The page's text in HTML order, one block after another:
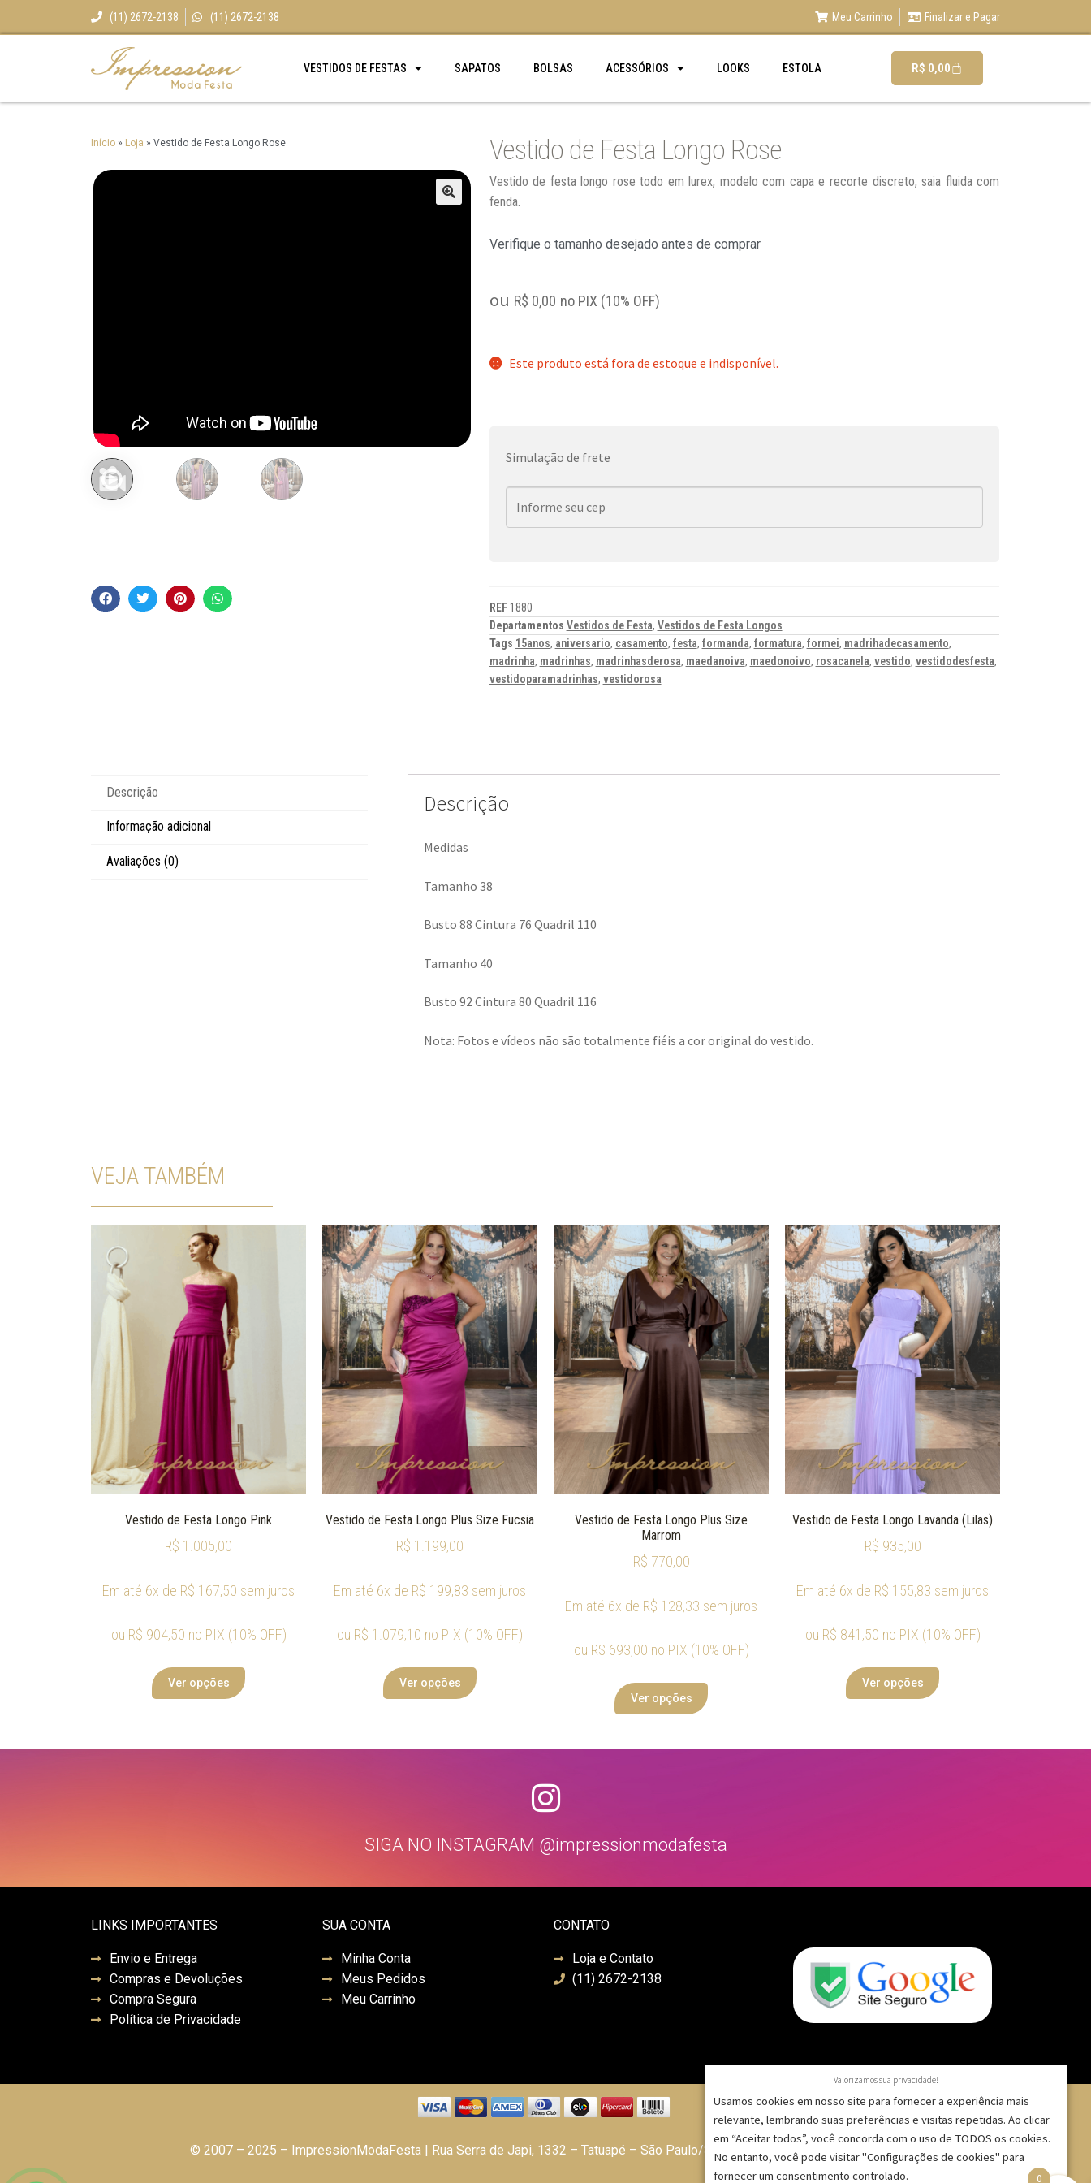
(11) 2672-2138 (11) 2672-2138 Meu Carrinho Finalizar e Pagar
VESTIDOS DE FESTAS SAPATOS BOLSAS ACESSÓRIOS LOOKS ESTOLA R$ 0,00
Início » Loja » Vestido de Festa Longo Rose Vestido de Festa Longo Rose
Vestido de festa longo rose todo em lurex, modelo com capa e recorte discreto, saia fluida com
fenda.
Verifique o tamanho desejado antes de comprar
ou R$ 0,00 no PIX (10% OFF)
Este produto está fora de estoque e indisponível.
Simulação de frete
REF 1880
Departamentos Vestidos de Festa, Vestidos de Festa Longos
Tags 15anos, aniversario, casamento, festa, formanda, formatura, formei, madrihadecasamento,
madrinha, madrinhas, madrinhasderosa, maedanoiva, maedonoivo, rosacanela, vestido, vestidodesfesta,
vestidoparamadrinhas, vestidorosa
Descrição
Informação adicional
Avaliações (0)
Descrição
Medidas
Tamanho 38
Busto 88 Cintura 76 Quadril 110
Tamanho 40
Busto 92 Cintura 80 Quadril 116
Nota: Fotos e vídeos não são totalmente fiéis a cor original do vestido.
VEJA TAMBÉM
Vestido de Festa Longo Pink
R$ 1.005,00
Em até 6x de R$ 167,50 sem juros
ou R$ 904,50 no PIX (10% OFF)
Ver opções
Vestido de Festa Longo Plus Size Fucsia
R$ 1.199,00
Em até 6x de R$ 199,83 sem juros
ou R$ 1.079,10 no PIX (10% OFF)
Ver opções
Vestido de Festa Longo Plus Size
Marrom
R$ 770,00
Em até 6x de R$ 128,33 sem juros
ou R$ 693,00 no PIX (10% OFF)
Ver opções
Vestido de Festa Longo Lavanda (Lilas)
R$ 935,00
Em até 6x de R$ 155,83 sem juros
ou R$ 841,50 no PIX (10% OFF)
Ver opções
SIGA NO INSTAGRAM @impressionmodafesta
LINKS IMPORTANTES
Envio e Entrega
Compras e Devoluções
Compra Segura
Política de Privacidade
SUA CONTA
Minha Conta
Meus Pedidos
Meu Carrinho
CONTATO
Loja e Contato
(11) 2672-2138
© 2007 – 2025 – ImpressionModaFesta | Rua Serra de Japi, 1332 – Tatuapé – São Paulo/SP – CNPJ: 09.271.257/0001-52 |
0
Valorizamos sua privacidade!
Usamos cookies em nosso site para fornecer a experiência mais
relevante, lembrando suas preferências e visitas repetidas. Ao clicar
em “Aceitar todos”, você concorda com o uso de TODOS os cookies.
No entanto, você pode visitar "Configurações de cookies" para
fornecer um consentimento controlado.